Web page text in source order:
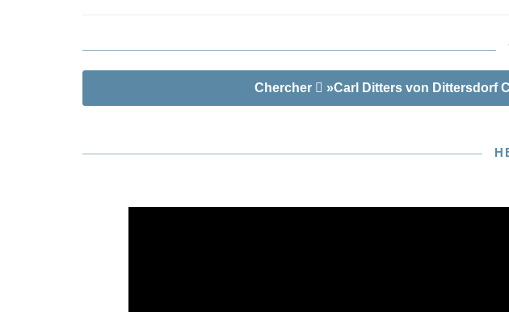
Chercher »Carl Ditters von Dittersdorf